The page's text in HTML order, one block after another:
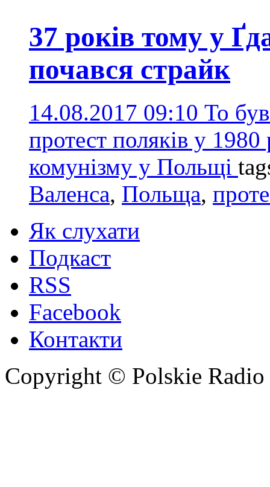
37 років тому у
почався страйк
14.08.2017 09:10 То
протест поляків у
комунізму у Польщі
Валенса, Польща,
Як слухати
Подкаст
RSS
Facebook
Контакти
Copyright © Polskie